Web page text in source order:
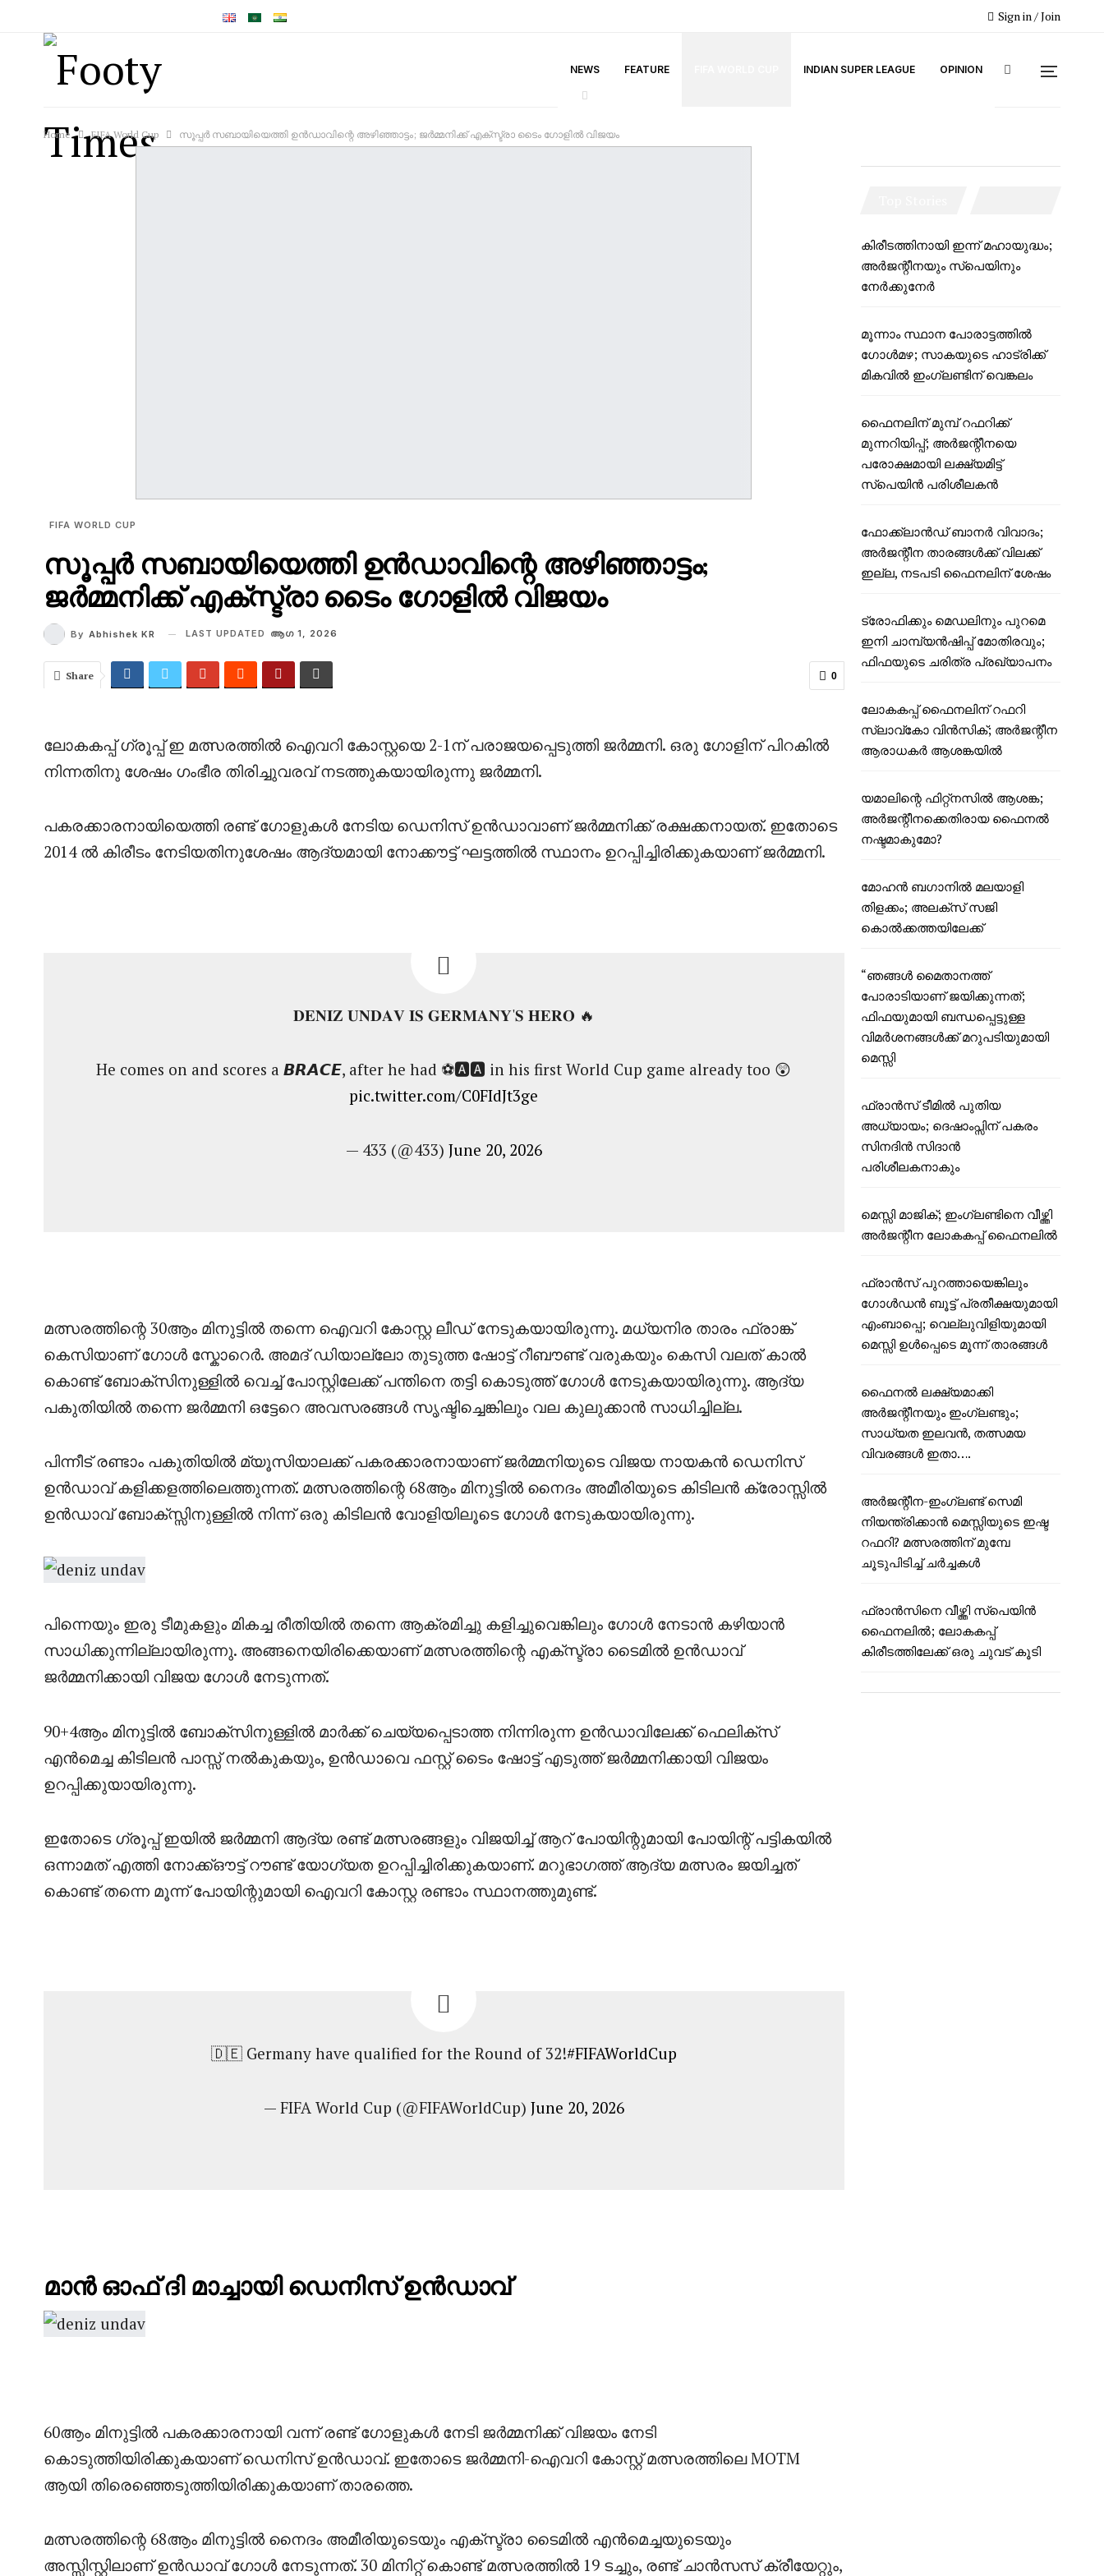
Sign in / Join
NEWS FEATURE INDIAN SUPER LEAGUE OPINION
Home FIFA World Cup സൂപ്പർ സബായിയെത്തി ഉൻഡാവിന്റെ അഴിഞ്ഞാട്ടം; ജർമ്മനിക്ക് എക്സ്ട്രാ ടൈം ഗോളിൽ വിജയം
FIFA WORLD CUP
സൂപ്പർ സബായിയെത്തി ഉൻഡാവിന്റെ അഴിഞ്ഞാട്ടം;
ജർമ്മനിക്ക് എക്സ്ട്രാ ടൈം ഗോളിൽ വിജയം
By Abhishek KR LAST UPDATED ആഗ 1, 2026
0
Share
ലോകകപ്പ് ഗ്രൂപ്പ് ഇ മത്സരത്തിൽ ഐവറി കോസ്റ്റയെ 2-1ന് പരാജയപ്പെടുത്തി ജർമ്മനി. ഒരു ഗോളിന് പിറകിൽ
നിന്നതിനു ശേഷം ഗംഭീര തിരിച്ചുവരവ് നടത്തുകയായിരുന്നു ജർമ്മനി.
പകരക്കാരനായിയെത്തി രണ്ട് ഗോളുകൾ നേടിയ ഡെനിസ് ഉൻഡാവാണ് ജർമ്മനിക്ക് രക്ഷക്കനായത്. ഇതോടെ
2014 ൽ കിരീടം നേടിയതിനുശേഷം ആദ്യമായി നോക്കൗട്ട് ഘട്ടത്തിൽ സ്ഥാനം ഉറപ്പിച്ചിരിക്കുകയാണ് ജർമ്മനി.
𝐃𝐄𝐍𝐈𝐙 𝐔𝐍𝐃𝐀𝐕 𝐈𝐒 𝐆𝐄𝐑𝐌𝐀𝐍𝐘'𝐒 𝐇𝐄𝐑𝐎 🔥
He comes on and scores a 𝘽𝙍𝘼𝘾𝙀, after he had ⚽🅰️🅰️ in his first World Cup game already too 😲
pic.twitter.com/C0FIdJt3ge
— 433 (@433) June 20, 2026
മത്സരത്തിന്റെ 30ആം മിനുട്ടിൽ തന്നെ ഐവറി കോസ്റ്റ ലീഡ് നേടുകയായിരുന്നു. മധ്യനിര താരം ഫ്രാങ്ക്
കെസിയാണ് ഗോൾ സ്കോറെർ. അമദ് ഡിയാല്ലോ തുടുത്ത ഷോട്ട് റീബൗണ്ട് വരുകയും കെസി വലത് കാൽ
കൊണ്ട് ബോക്സിനുള്ളിൽ വെച്ച് പോസ്റ്റിലേക്ക് പന്തിനെ തട്ടി കൊടുത്ത് ഗോൾ നേടുകയായിരുന്നു. ആദ്യ
പകുതിയിൽ തന്നെ ജർമ്മനി ഒട്ടേറെ അവസരങ്ങൾ സൃഷ്ടിച്ചെങ്കിലും വല കുലുക്കാൻ സാധിച്ചില്ല.
പിന്നീട് രണ്ടാം പകുതിയിൽ മ്യൂസിയാലക്ക് പകരക്കാരനായാണ് ജർമ്മനിയുടെ വിജയ നായകൻ ഡെനിസ്
ഉൻഡാവ് കളിക്കളത്തിലെത്തുന്നത്. മത്സരത്തിന്റെ 68ആം മിനുട്ടിൽ നൈദം അമീരിയുടെ കിടിലൻ ക്രോസ്സിൽ
ഉൻഡാവ് ബോക്സ്സിനുള്ളിൽ നിന്ന് ഒരു കിടിലൻ വോളിയിലൂടെ ഗോൾ നേടുകയായിരുന്നു.
പിന്നെയും ഇരു ടീമുകളും മികച്ച രീതിയിൽ തന്നെ ആക്രമിച്ചു കളിച്ചുവെങ്കിലും ഗോൾ നേടാൻ കഴിയാൻ
സാധിക്കുന്നില്ലായിരുന്നു. അങ്ങനെയിരിക്കെയാണ് മത്സരത്തിന്റെ എക്സ്ട്രാ ടൈമിൽ ഉൻഡാവ്
ജർമ്മനിക്കായി വിജയ ഗോൾ നേടുന്നത്.
90+4ആം മിനുട്ടിൽ ബോക്സിനുള്ളിൽ മാർക്ക്‌ ചെയ്യപ്പെടാത്ത നിന്നിരുന്ന ഉൻഡാവിലേക്ക് ഫെലിക്സ്
എൻമെച്ച കിടിലൻ പാസ്സ് നൽകുകയും, ഉൻഡാവെ ഫസ്റ്റ് ടൈം ഷോട്ട് എടുത്ത് ജർമ്മനിക്കായി വിജയം
ഉറപ്പിക്കുയായിരുന്നു.
ഇതോടെ ഗ്രൂപ്പ്‌ ഇയിൽ ജർമ്മനി ആദ്യ രണ്ട് മത്സരങ്ങളും വിജയിച്ച് ആറ് പോയിന്റുമായി പോയിന്റ് പട്ടികയിൽ
ഒന്നാമത് എത്തി നോക്ക്ഔട്ട് റൗണ്ട് യോഗ്യത ഉറപ്പിച്ചിരിക്കുകയാണ്. മറുഭാഗത്ത് ആദ്യ മത്സരം ജയിച്ചത്
കൊണ്ട് തന്നെ മൂന്ന് പോയിന്റുമായി ഐവറി കോസ്റ്റ രണ്ടാം സ്ഥാനത്തുമുണ്ട്.
🇩🇪 Germany have qualified for the Round of 32!#FIFAWorldCup
— FIFA World Cup (@FIFAWorldCup) June 20, 2026
മാൻ ഓഫ് ദി മാച്ചായി ഡെനിസ് ഉൻഡാവ്
60ആം മിനുട്ടിൽ പകരക്കാരനായി വന്ന് രണ്ട് ഗോളുകൾ നേടി ജർമ്മനിക്ക് വിജയം നേടി
കൊടുത്തിയിരിക്കുകയാണ് ഡെനിസ് ഉൻഡാവ്. ഇതോടെ ജർമ്മനി-ഐവറി കോസ്റ്റ് മത്സരത്തിലെ MOTM
ആയി തിരെഞ്ഞെടുത്തിയിരിക്കുകയാണ് താരത്തെ.
മത്സരത്തിന്റെ 68ആം മിനുട്ടിൽ നൈദം അമീരിയുടെയും എക്സ്ട്രാ ടൈമിൽ എൻമെച്ചയുടെയും
അസ്സിസ്റ്റിലാണ് ഉൻഡാവ് ഗോൾ നേടുന്നത്. 30 മിനിറ്റ് കൊണ്ട് മത്സരത്തിൽ 19 ടച്ചും, രണ്ട് ചാൻസസ് ക്രീയേറ്റും,
കിരീടത്തിനായി ഇന്ന് മഹായുദ്ധം;
അർജന്റീനയും സ്പെയിനും
നേർക്കുനേർ
മൂന്നാം സ്ഥാന പോരാട്ടത്തിൽ
ഗോൾമഴ; സാകയുടെ ഹാട്രിക്ക്
മികവിൽ ഇംഗ്ലണ്ടിന് വെങ്കലം
ഫൈനലിന് മുമ്പ് റഫറിക്ക്
മുന്നറിയിപ്പ്; അർജന്റീനയെ
പരോക്ഷമായി ലക്ഷ്യമിട്ട്
സ്പെയിൻ പരിശീലകൻ
ഫോക്ക്‌ലാൻഡ് ബാനർ വിവാദം;
അർജന്റീന താരങ്ങൾക്ക് വിലക്ക്
ഇല്ല, നടപടി ഫൈനലിന് ശേഷം
ട്രോഫിക്കും മെഡലിനും പുറമെ
ഇനി ചാമ്പ്യൻഷിപ്പ് മോതിരവും;
ഫിഫയുടെ ചരിത്ര പ്രഖ്യാപനം
ലോകകപ്പ് ഫൈനലിന് റഫറി
സ്ലാവ്‌കോ വിൻസിക്; അർജന്റീന
ആരാധകർ ആശങ്കയിൽ
യമാലിന്റെ ഫിറ്റ്നസിൽ ആശങ്ക;
അർജന്റീനക്കെതിരായ ഫൈനൽ
നഷ്ടമാകുമോ?
മോഹൻ ബഗാനിൽ മലയാളി
തിളക്കം; അലക്സ് സജി
കൊൽക്കത്തയിലേക്ക്
“ഞങ്ങൾ മൈതാനത്ത്
പോരാടിയാണ് ജയിക്കുന്നത്;
ഫിഫയുമായി ബന്ധപ്പെട്ടുള്ള
വിമർശനങ്ങൾക്ക് മറുപടിയുമായി
മെസ്സി
ഫ്രാൻസ് ടീമിൽ പുതിയ
അധ്യായം; ദെഷാംപ്സിന് പകരം
സിനദിൻ സിദാൻ
പരിശീലകനാകും
മെസ്സി മാജിക്; ഇംഗ്ലണ്ടിനെ വീഴ്ത്തി
അർജന്റീന ലോകകപ്പ് ഫൈനലിൽ
ഫ്രാൻസ് പുറത്തായെങ്കിലും
ഗോൾഡൻ ബൂട്ട് പ്രതീക്ഷയുമായി
എംബാപ്പെ; വെല്ലുവിളിയുമായി
മെസ്സി ഉൾപ്പെടെ മൂന്ന് താരങ്ങൾ
ഫൈനൽ ലക്ഷ്യമാക്കി
അർജന്റീനയും ഇംഗ്ലണ്ടും;
സാധ്യത ഇലവൻ, തത്സമയ
വിവരങ്ങൾ ഇതാ….
അർജന്റീന-ഇംഗ്ലണ്ട് സെമി
നിയന്ത്രിക്കാൻ മെസ്സിയുടെ ഇഷ്ട
റഫറി? മത്സരത്തിന് മുമ്പേ
ചൂടുപിടിച്ച് ചർച്ചകൾ
ഫ്രാൻസിനെ വീഴ്ത്തി സ്പെയിൻ
ഫൈനലിൽ; ലോകകപ്പ്
കിരീടത്തിലേക്ക് ഒരു ചുവട് കൂടി